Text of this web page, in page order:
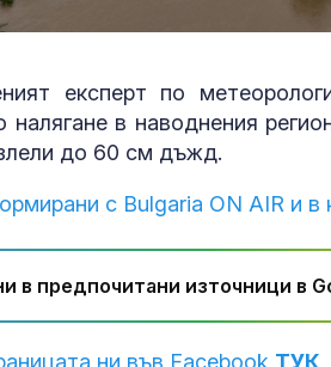
експерт по
налягане в наводнения
до 60 см дъжд.
с Bulgaria ON AIR и в
в предпочитани източници в
ни във Facebook ТУК